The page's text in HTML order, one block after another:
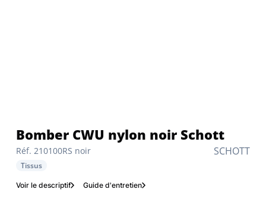
SCHOTT
Réf. 210100RS noir
Bomber CWU nylon noir Schott
Tissus
Voir le descriptif Guide d'entretien